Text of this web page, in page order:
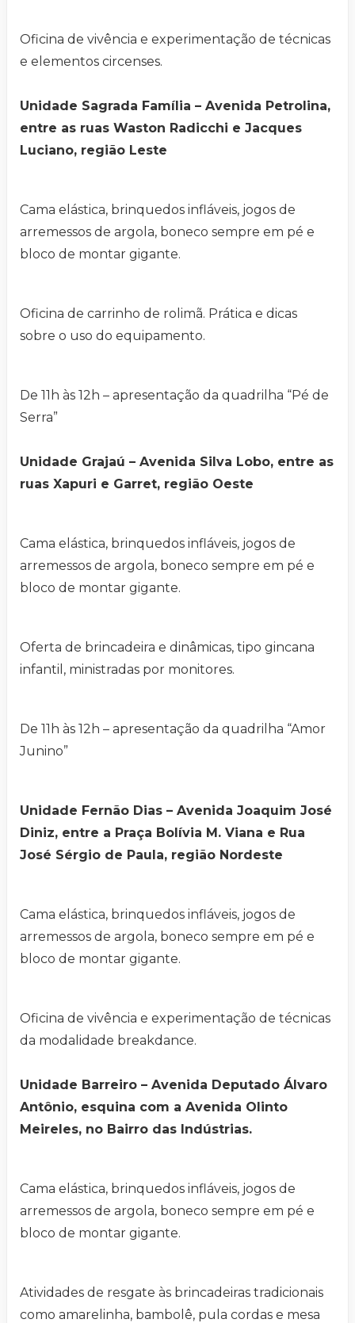
Oficina de vivência e experimentação de técnicas
e elementos circenses.
Unidade Sagrada Família – Avenida Petrolina,
entre as ruas Waston Radicchi e Jacques
Luciano, região Leste
Cama elástica, brinquedos infláveis, jogos de
arremessos de argola, boneco sempre em pé e
bloco de montar gigante.
Oficina de carrinho de rolimã. Prática e dicas
sobre o uso do equipamento.
De 11h às 12h – apresentação da quadrilha “Pé de
Serra”
Unidade Grajaú – Avenida Silva Lobo, entre as
ruas Xapuri e Garret, região Oeste
Cama elástica, brinquedos infláveis, jogos de
arremessos de argola, boneco sempre em pé e
bloco de montar gigante.
Oferta de brincadeira e dinâmicas, tipo gincana
infantil, ministradas por monitores.
De 11h às 12h – apresentação da quadrilha “Amor
Junino”
Unidade Fernão Dias – Avenida Joaquim José
Diniz, entre a Praça Bolívia M. Viana e Rua
José Sérgio de Paula, região Nordeste
Cama elástica, brinquedos infláveis, jogos de
arremessos de argola, boneco sempre em pé e
bloco de montar gigante.
Oficina de vivência e experimentação de técnicas
da modalidade breakdance.
Unidade Barreiro – Avenida Deputado Álvaro
Antônio, esquina com a Avenida Olinto
Meireles, no Bairro das Indústrias.
Cama elástica, brinquedos infláveis, jogos de
arremessos de argola, boneco sempre em pé e
bloco de montar gigante.
Atividades de resgate às brincadeiras tradicionais
como amarelinha, bambolê, pula cordas e mesa